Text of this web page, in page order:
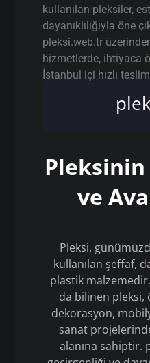
kullanılan pleksiler,
dayanıklılığıyla öne
pleksi.web.tr
hizmetlerde, ihtiyaca
İstanbul içi hızlı
ve
Pleksi,
kullanılan şeffaf,
plastik
da bilinen pleksi,
dekorasyon,
sanat
alanına sahiptir.